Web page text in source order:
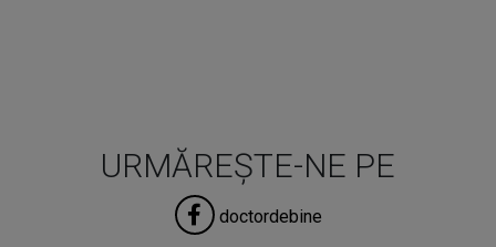
URMĂREȘTE-NE PE
doctordebine